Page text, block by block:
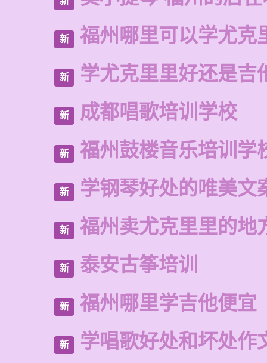
新 福州哪里可以学尤克
新 学尤克里里好还是吉
新 成都唱歌培训学校
新 福州鼓楼音乐培训学
新 学钢琴好处的唯美文
新 福州卖尤克里里的地
新 泰安古筝培训
新 福州哪里学吉他便宜
新 学唱歌好处和坏处作